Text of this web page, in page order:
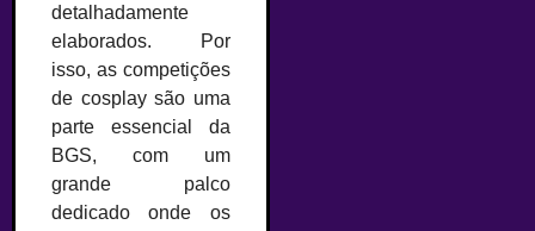
detalhadamente
elaborados. Por
isso, as competições
de cosplay são uma
parte essencial da
BGS, com um
grande palco
dedicado onde os